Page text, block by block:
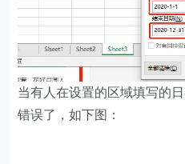
当有人在设置的区域填写的
错误了，如下图：